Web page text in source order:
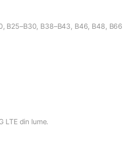
B25–B30, B38–B43, B46, B48, B66
LTE din lume.